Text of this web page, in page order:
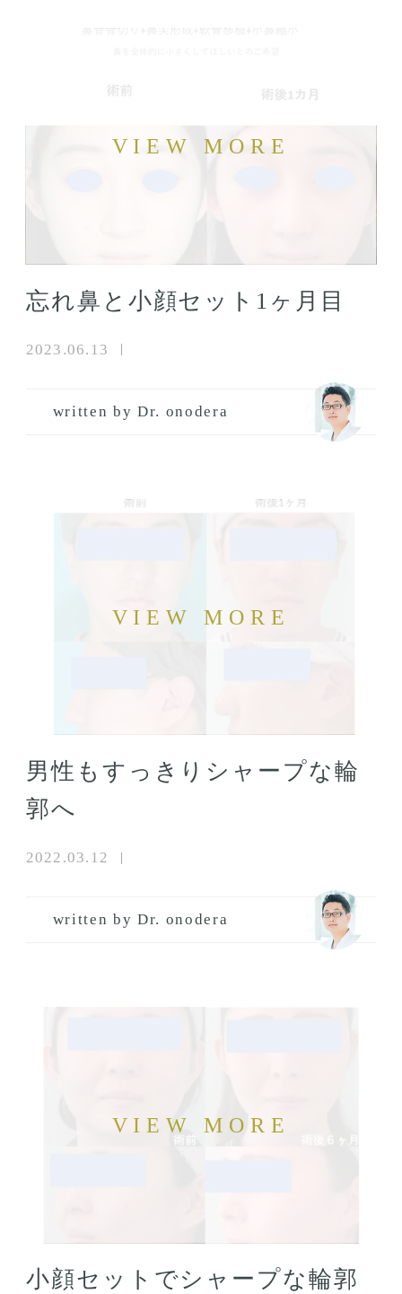
忘れ鼻と小顔セット1ヶ月目
2023.06.13
written by Dr. onodera
男性もすっきりシャープな輪
郭へ
2022.03.12
written by Dr. onodera
小顔セットでシャープな輪郭